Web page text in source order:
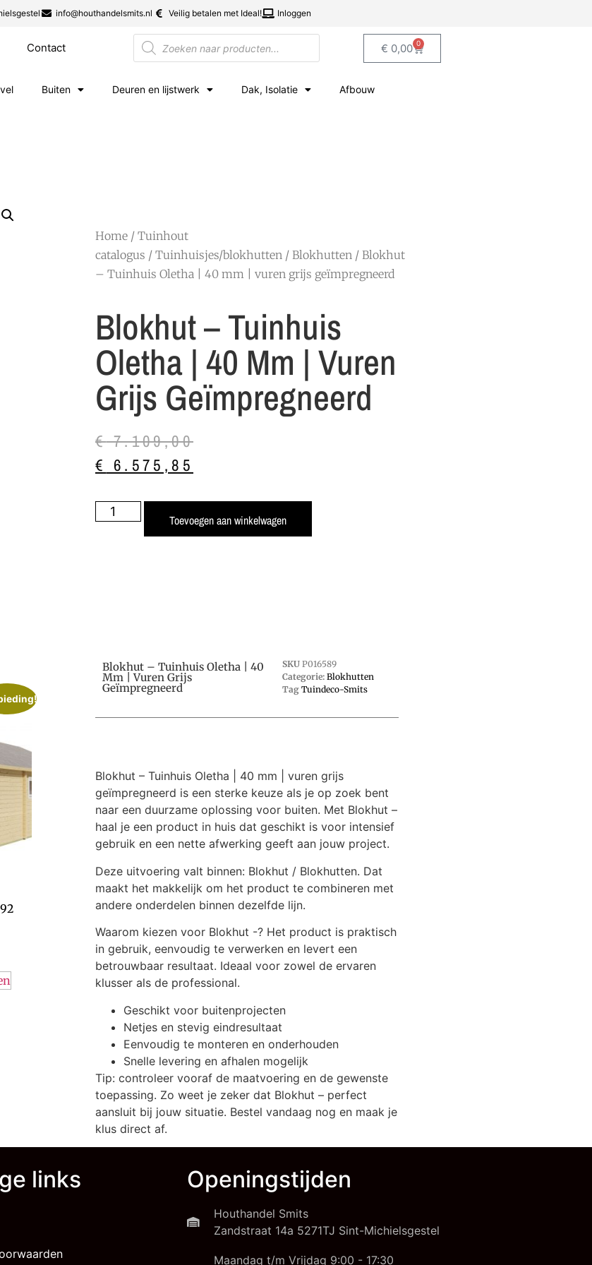
info@houthandelsmits.nl Veilig betalen met Ideal! Inloggen
Contact € 0,00 0
Buiten Deuren en lijstwerk Dak, Isolatie Afbouw
Home / Tuinhout
catalogus / Tuinhuisjes/blokhutten / Blokhutten / Blokhut
– Tuinhuis Oletha | 40 mm | vuren grijs geïmpregneerd
Blokhut – Tuinhuis
Oletha | 40 Mm | Vuren
Grijs Geïmpregneerd
€7.109,00
€ 6.575,85
Toevoegen aan winkelwagen
Blokhut – Tuinhuis Oletha | 40
Mm | Vuren Grijs
Geïmpregneerd
SKU P016589
Categorie: Blokhutten
Tag Tuindeco-Smits
Blokhut – Tuinhuis Oletha | 40 mm | vuren grijs
geïmpregneerd is een sterke keuze als je op zoek bent
naar een duurzame oplossing voor buiten. Met Blokhut –
haal je een product in huis dat geschikt is voor intensief
gebruik en een nette afwerking geeft aan jouw project.
Deze uitvoering valt binnen: Blokhut / Blokhutten. Dat
maakt het makkelijk om het product te combineren met
andere onderdelen binnen dezelfde lijn.
Waarom kiezen voor Blokhut -? Het product is praktisch
in gebruik, eenvoudig te verwerken en levert een
betrouwbaar resultaat. Ideaal voor zowel de ervaren
klusser als de professional.
Geschikt voor buitenprojecten
Netjes en stevig eindresultaat
Eenvoudig te monteren en onderhouden
Snelle levering en afhalen mogelijk
Tip: controleer vooraf de maatvoering en de gewenste
toepassing. Zo weet je zeker dat Blokhut – perfect
aansluit bij jouw situatie. Bestel vandaag nog en maak je
klus direct af.
links Openingstijden
Houthandel Smits
Zandstraat 14a 5271TJ Sint-Michielsgestel
Maandag t/m Vrijdag 9:00 - 17:30